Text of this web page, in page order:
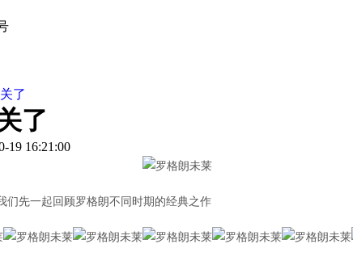
了
了
19 16:21:00
们先一起回顾罗格朗不同时期的经典之作